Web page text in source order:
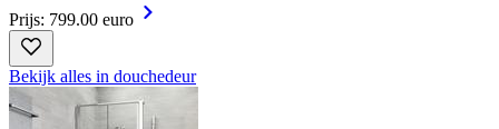
Prijs: 799.00 euro
Bekijk alles in douchedeur